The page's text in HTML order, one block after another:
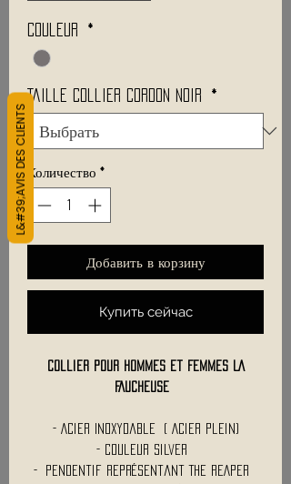
Couleur *
Taille Collier CORDON noir *
Количество *
Добавить в корзину
Купить сейчас
Collier pour Hommes et Femmes LA
FAUCHEUSE
- Acier Inoxydable ( Acier plein)
- Couleur Silver
- Pendentif représentant THE REAPER
L&#39;AVIS DES CLIENTS